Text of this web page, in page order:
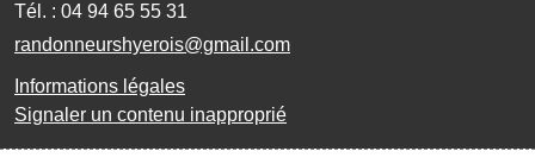
Tél. : 04 94 65 55 31
randonneurshyerois@gmail.com
Informations légales
Signaler un contenu inapproprié